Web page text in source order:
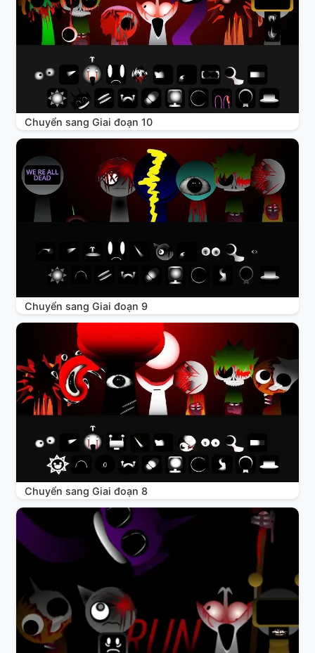
Chuyển sang Giai đoạn 10
Chuyển sang Giai đoạn 9
Chuyển sang Giai đoạn 8